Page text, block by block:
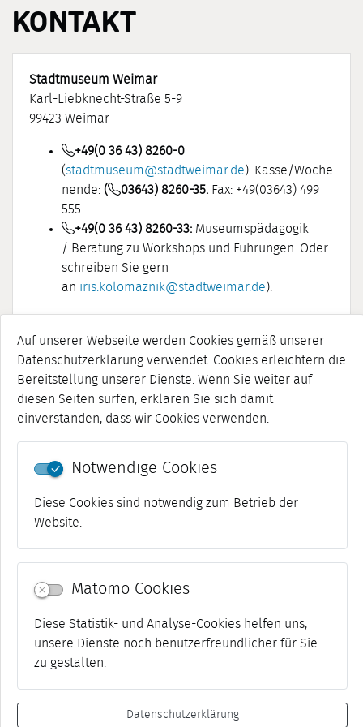
Auf unserer Webseite werden Cookies gemäß unserer
Datenschutzerklärung verwendet. Cookies erleichtern die
Bereitstellung unserer Dienste. Wenn Sie weiter auf
diesen Seiten surfen, erklären Sie sich damit
einverstanden, dass wir Cookies verwenden.
Notwendige Cookies
Diese Cookies sind notwendig zum Betrieb der
Website.
Matomo Cookies
Diese Statistik- und Analyse-Cookies helfen uns,
unsere Dienste noch benutzerfreundlicher für Sie
zu gestalten.
Datenschutzerklärung
KONTAKT
Stadtmuseum Weimar
Karl-Liebknecht-Straße 5-9
99423 Weimar
+49(0 36 43) 8260-0
(stadtmuseum@stadtweimar.de). Kasse/Woche
nende: ( 03643) 8260-35. Fax: +49(03643) 499
555
+49(0 36 43) 8260-33: Museumspädagogik
/ Beratung zu Workshops und Führungen. Oder
schreiben Sie gern
an iris.kolomaznik@stadtweimar.de).
Die Kunsthalle "Harry Graf Kessler" ist derzeit
geschlossen!
Goetheplatz 9b, 99423 Weimar, +49(03643) 499
519, Fax: +49(03643) 499 555
Kontaktformular Kunsthalle
Kontaktformular Stadtmuseum